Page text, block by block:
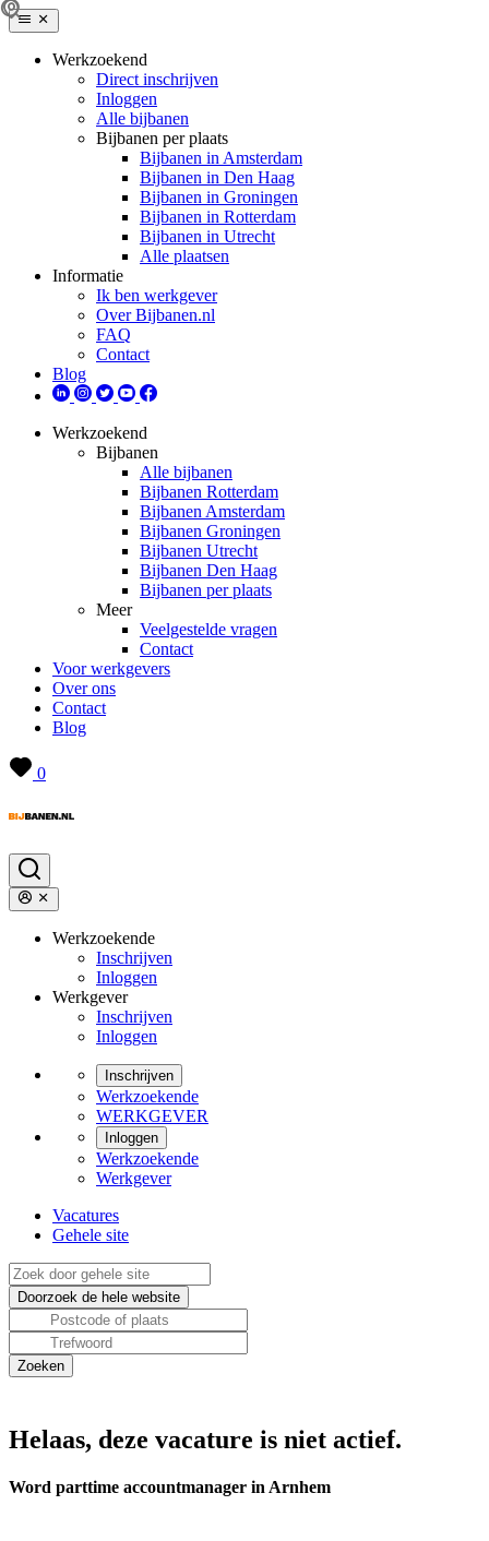
Werkzoekend
Direct inschrijven
Inloggen
Alle bijbanen
Bijbanen per plaats
Bijbanen in Amsterdam
Bijbanen in Den Haag
Bijbanen in Groningen
Bijbanen in Rotterdam
Bijbanen in Utrecht
Alle plaatsen
Informatie
Ik ben werkgever
Over Bijbanen.nl
FAQ
Contact
Blog
Werkzoekend
Bijbanen
Alle bijbanen
Bijbanen Rotterdam
Bijbanen Amsterdam
Bijbanen Groningen
Bijbanen Utrecht
Bijbanen Den Haag
Bijbanen per plaats
Meer
Veelgestelde vragen
Contact
Voor werkgevers
Over ons
Contact
Blog
0
Werkzoekende
Inschrijven
Inloggen
Werkgever
Inschrijven
Inloggen
Inschrijven
Werkzoekende
WERKGEVER
Inloggen
Werkzoekende
Werkgever
Vacatures
Gehele site
Helaas, deze vacature is niet actief.
Word parttime accountmanager in Arnhem